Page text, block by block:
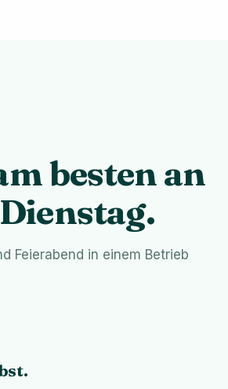
besten an
Feierabend in einem Betrieb